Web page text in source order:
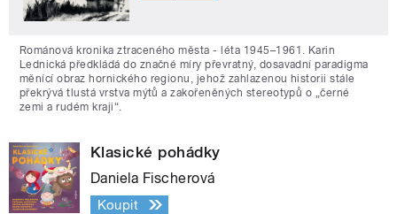
Románová kronika ztraceného města - léta 1945–1961. Karin
Lednická předkládá do značné míry převratný, dosavadní paradigma
měnící obraz hornického regionu, jehož zahlazenou historii stále
překrývá tlustá vrstva mýtů a zakořeněných stereotypů o „černé
zemi a rudém kraji“.
Klasické pohádky
Daniela Fischerová
Koupit